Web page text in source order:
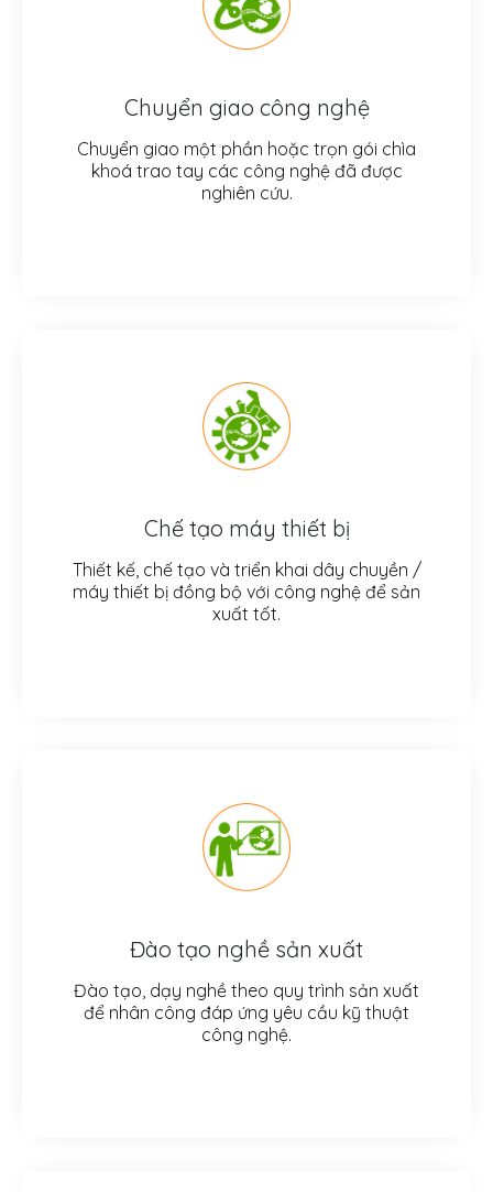
Chuyển giao công nghệ
Chuyển giao một phần hoặc trọn gói chìa
khoá trao tay các công nghệ đã được
nghiên cứu.
Chế tạo máy thiết bị
Thiết kế, chế tạo và triển khai dây chuyền /
máy thiết bị đồng bộ với công nghệ để sản
xuất tốt.
Đào tạo nghề sản xuất
Đào tạo, dạy nghề theo quy trình sản xuất
để nhân công đáp ứng yêu cầu kỹ thuật
công nghệ.